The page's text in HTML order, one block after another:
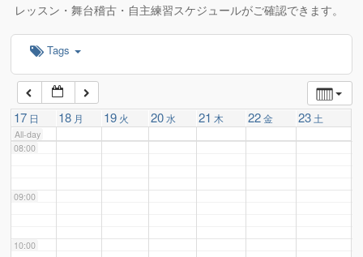
レッスン・舞台稽古・自主練習スケジュールがご確認できます。
Tags
17 日 18 月 19 火 20水 21 木 22金 23 土
All-day
06:00
07:00
08:00
09:00
10:00